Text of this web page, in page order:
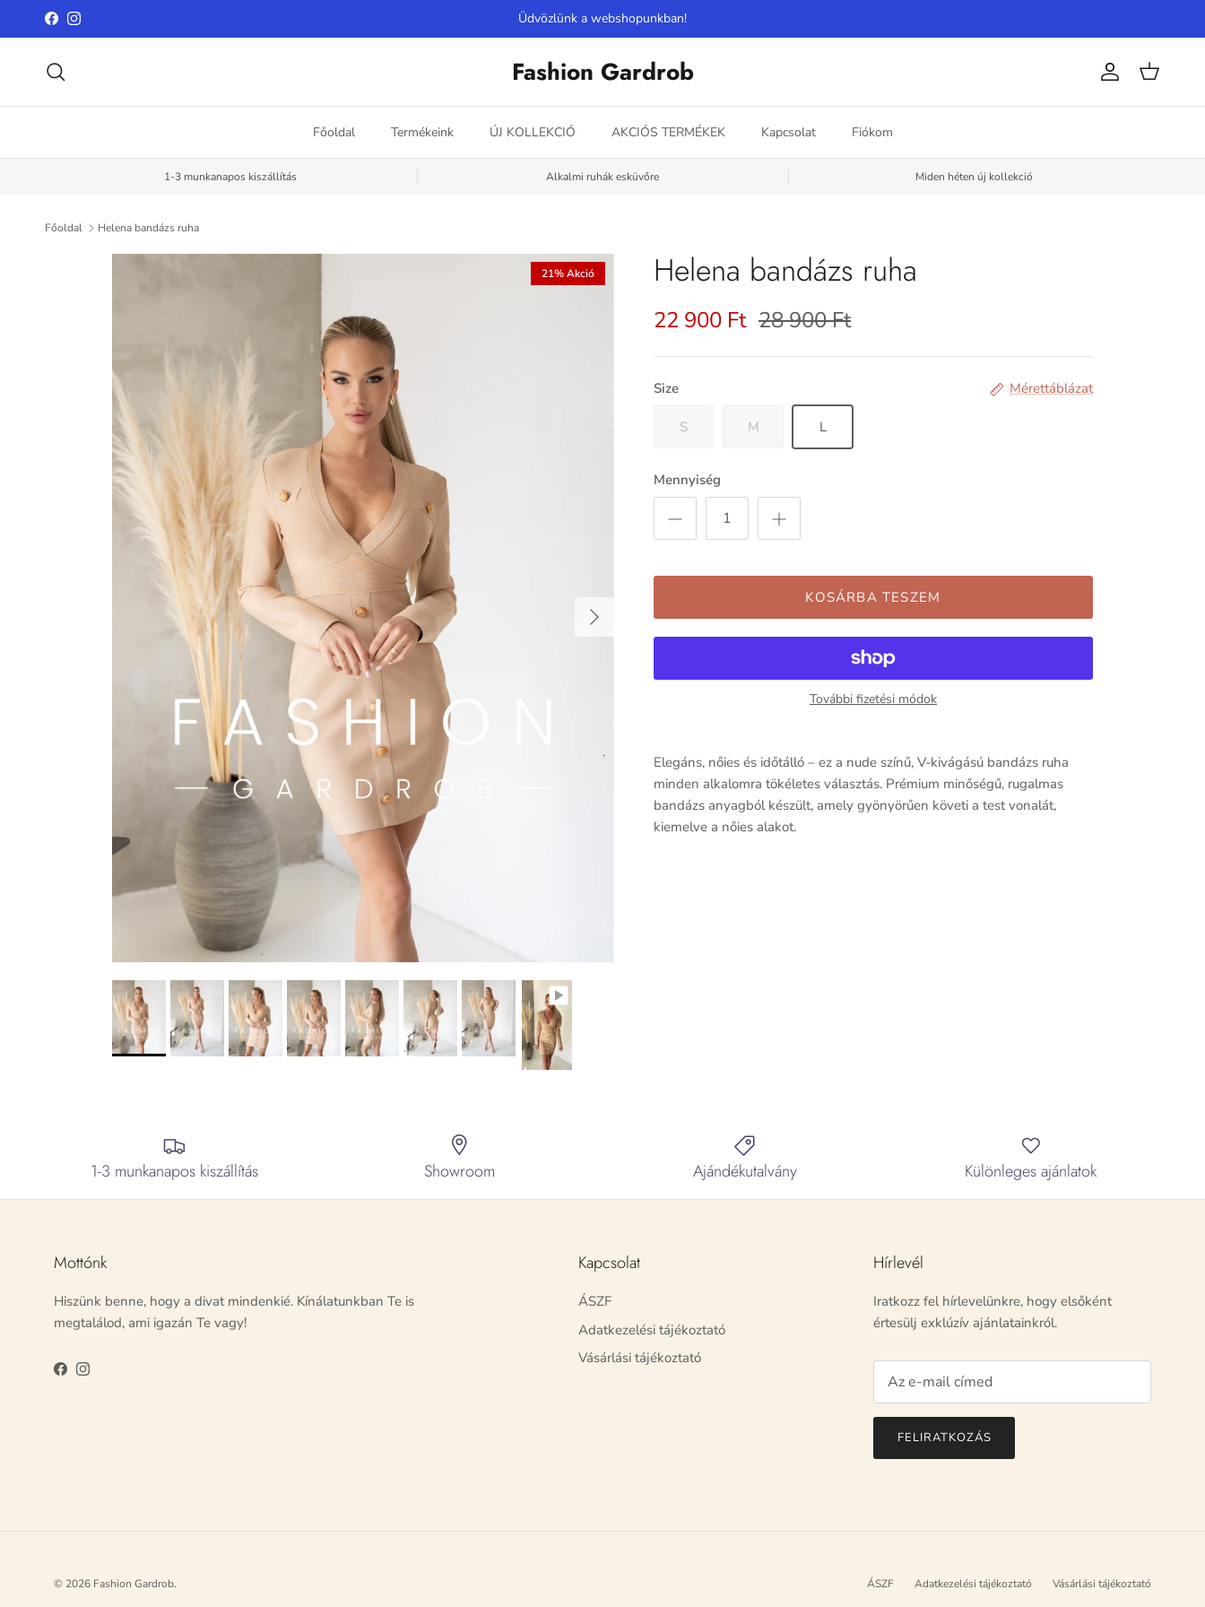
Ugrás a tartalomhoz
FacebookInstagram Üdvözlünk a webshopunkban!
Fashion Gardrob Kosár
Főoldal Termékeink ÚJ KOLLEKCIÓ AKCIÓS TERMÉKEK Kapcsolat Fiókom
1-3 munkanapos kiszállítás Alkalmi ruhák esküvőre Miden héten új kollekció
Főoldal Helena bandázs ruha
Következő
21% Akció Helena bandázs ruha
22 900 Ft 28 900 Ft
Size Mérettáblázat
S M L
Mennyiség
KOSÁRBA TESZEM
További fizetési módok
Elegáns, nőies és időtálló – ez a nude színű, V-kivágású bandázs ruha
minden alkalomra tökéletes választás. Prémium minőségű, rugalmas
bandázs anyagból készült, amely gyönyörűen követi a test vonalát,
kiemelve a nőies alakot.
1-3 munkanapos kiszállítás Showroom Ajándékutalvány Különleges ajánlatok
Mottónk
Hiszünk benne, hogy a divat mindenkié. Kínálatunkban Te is
megtalálod, ami igazán Te vagy!
FacebookInstagram
Kapcsolat
ÁSZF
Adatkezelési tájékoztató
Vásárlási tájékoztató
Hírlevél
Iratkozz fel hírlevelünkre, hogy elsőként
értesülj exklúzív ajánlatainkról.
FELIRATKOZÁS
ÁSZF Adatkezelési tájékoztató Vásárlási tájékoztató
© 2026 Fashion Gardrob.